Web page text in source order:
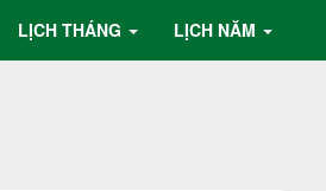
LỊCH THÁNG LỊCH NĂM